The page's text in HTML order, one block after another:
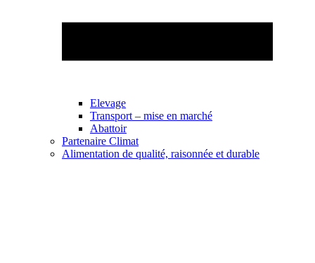
Elevage
Transport – mise en marché
Abattoir
Partenaire Climat
Alimentation de qualité, raisonnée et durable